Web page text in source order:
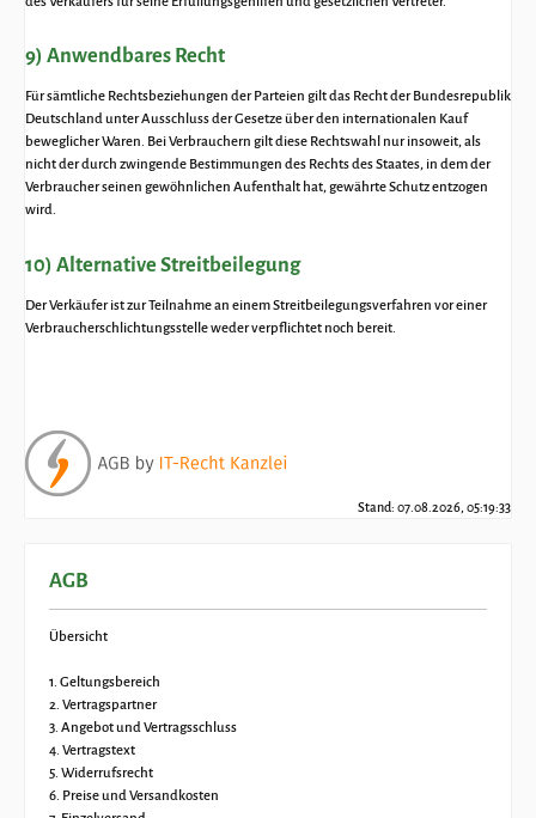
9) Anwendbares Recht
Für sämtliche Rechtsbeziehungen der Parteien gilt das Recht der Bundesrepublik
Deutschland unter Ausschluss der Gesetze über den internationalen Kauf
beweglicher Waren. Bei Verbrauchern gilt diese Rechtswahl nur insoweit, als
nicht der durch zwingende Bestimmungen des Rechts des Staates, in dem der
Verbraucher seinen gewöhnlichen Aufenthalt hat, gewährte Schutz entzogen
wird.
10) Alternative Streitbeilegung
Der Verkäufer ist zur Teilnahme an einem Streitbeilegungsverfahren vor einer
Verbraucherschlichtungsstelle weder verpflichtet noch bereit.
Stand: 07.08.2026, 05:19:33
AGB
Übersicht
1. Geltungsbereich
2. Vertragspartner
3. Angebot und Vertragsschluss
4. Vertragstext
5. Widerrufsrecht
6. Preise und Versandkosten